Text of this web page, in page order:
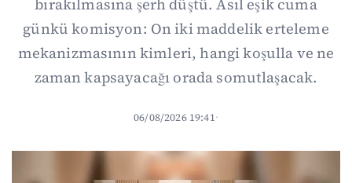
bırakılmasına şerh düştü. Asıl eşik cuma
günkü komisyon: On iki maddelik erteleme
mekanizmasının kimleri, hangi koşulla ve ne
zaman kapsayacağı orada somutlaşacak.
06/08/2026 19:41·